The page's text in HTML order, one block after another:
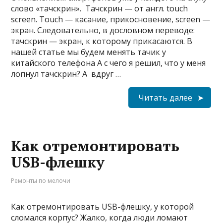
слово «тачскрин». Тачскрин — от англ. touch
screen. Touch — касание, прикосновение, screen —
экран. Следовательно, в дословном переводе:
тачскрин — экран, к которому прикасаются. В
нашей статье мы будем менять тачик у
китайского телефона А с чего я решил, что у меня
лопнул тачскрин? А вдруг …
Читать далее
Как отремонтировать
USB-флешку
Ремонты по мелочи
Как отремонтировать USB-флешку, у которой
сломался корпус? Жалко, когда люди ломают